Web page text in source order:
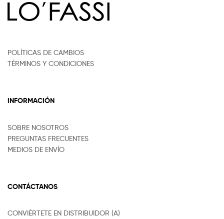
POLÍTICAS DE CAMBIOS
TÉRMINOS Y CONDICIONES
INFORMACIÓN
SOBRE NOSOTROS
PREGUNTAS FRECUENTES
MEDIOS DE ENVÍO
CONTÁCTANOS
CONVIÉRTETE EN DISTRIBUIDOR (A)